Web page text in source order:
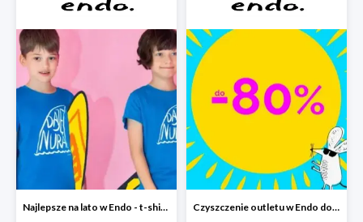
Najlepsze na lato w Endo - t-shirty od 9,90 zł i krótkie spodenki od 19,90 zł Czyszczenie outletu w Endo do -80%